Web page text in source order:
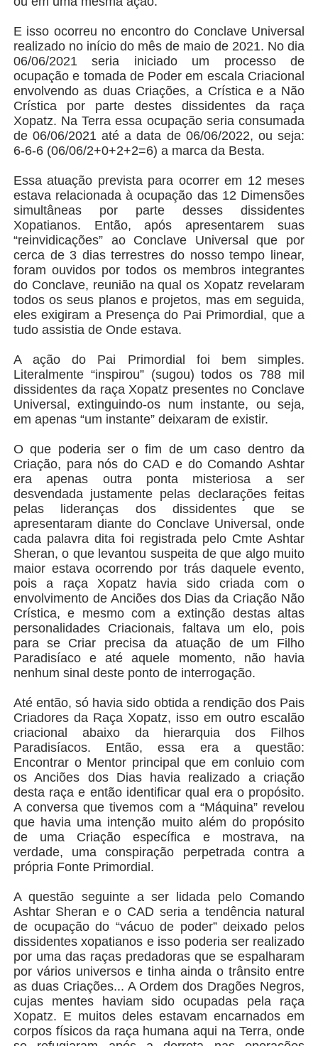
E isso ocorreu no encontro do Conclave Universal
realizado no início do mês de maio de 2021. No dia
06/06/2021 seria iniciado um processo de
ocupação e tomada de Poder em escala Criacional
envolvendo as duas Criações, a Crística e a Não
Crística por parte destes dissidentes da raça
Xopatz. Na Terra essa ocupação seria consumada
de 06/06/2021 até a data de 06/06/2022, ou seja:
6-6-6 (06/06/2+0+2+2=6) a marca da Besta.
Essa atuação prevista para ocorrer em 12 meses
estava relacionada à ocupação das 12 Dimensões
simultâneas por parte desses dissidentes
Xopatianos. Então, após apresentarem suas
“reinvidicações” ao Conclave Universal que por
cerca de 3 dias terrestres do nosso tempo linear,
foram ouvidos por todos os membros integrantes
do Conclave, reunião na qual os Xopatz revelaram
todos os seus planos e projetos, mas em seguida,
eles exigiram a Presença do Pai Primordial, que a
tudo assistia de Onde estava.
A ação do Pai Primordial foi bem simples.
Literalmente “inspirou” (sugou) todos os 788 mil
dissidentes da raça Xopatz presentes no Conclave
Universal, extinguindo-os num instante, ou seja,
em apenas “um instante” deixaram de existir.
O que poderia ser o fim de um caso dentro da
Criação, para nós do CAD e do Comando Ashtar
era apenas outra ponta misteriosa a ser
desvendada justamente pelas declarações feitas
pelas lideranças dos dissidentes que se
apresentaram diante do Conclave Universal, onde
cada palavra dita foi registrada pelo Cmte Ashtar
Sheran, o que levantou suspeita de que algo muito
maior estava ocorrendo por trás daquele evento,
pois a raça Xopatz havia sido criada com o
envolvimento de Anciões dos Dias da Criação Não
Crística, e mesmo com a extinção destas altas
personalidades Criacionais, faltava um elo, pois
para se Criar precisa da atuação de um Filho
Paradisíaco e até aquele momento, não havia
nenhum sinal deste ponto de interrogação.
Até então, só havia sido obtida a rendição dos Pais
Criadores da Raça Xopatz, isso em outro escalão
criacional abaixo da hierarquia dos Filhos
Paradisíacos. Então, essa era a questão:
Encontrar o Mentor principal que em conluio com
os Anciões dos Dias havia realizado a criação
desta raça e então identificar qual era o propósito.
A conversa que tivemos com a “Máquina” revelou
que havia uma intenção muito além do propósito
de uma Criação específica e mostrava, na
verdade, uma conspiração perpetrada contra a
própria Fonte Primordial.
A questão seguinte a ser lidada pelo Comando
Ashtar Sheran e o CAD seria a tendência natural
de ocupação do “vácuo de poder” deixado pelos
dissidentes xopatianos e isso poderia ser realizado
por uma das raças predadoras que se espalharam
por vários universos e tinha ainda o trânsito entre
as duas Criações... A Ordem dos Dragões Negros,
cujas mentes haviam sido ocupadas pela raça
Xopatz. E muitos deles estavam encarnados em
corpos físicos da raça humana aqui na Terra, onde